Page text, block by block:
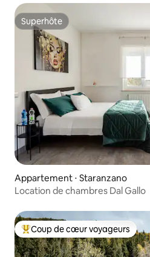
Superhôte
Superhôte
Appartement ⋅ Staranzano
Location de chambres Dal Gallo
Coups de cœur voyageurs les
Coup de cœur voyageurs